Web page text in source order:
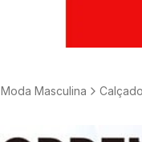
Moda Masculina